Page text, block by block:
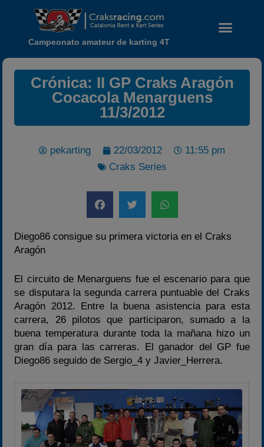
Noticias
Temporada 2026
Temporada 2026
Temporadas anteriores
2020-2021
2022
2023
2025
Estadísticas
Preguntas Frecuentes
Campeonato amateur de karting 4T
Crónica: II GP Craks Aragón
Cocacola Menarguens
11/3/2012
pekarting 22/03/2012
11:55 pm
Craks Series
Diego86 consigue su primera victoria en el Craks
Aragón
El circuito de Menarguens fue el escenario para que
se disputara la segunda carrera puntuable del Craks
Aragón 2012. Entre la buena asistencia para esta
carrera, 26 pilotos que participaron, sumado a la
buena temperatura durante toda la mañana hizo un
gran día para las carreras. El ganador del GP fue
Diego86 seguido de Sergio_4 y Javier_Herrera.